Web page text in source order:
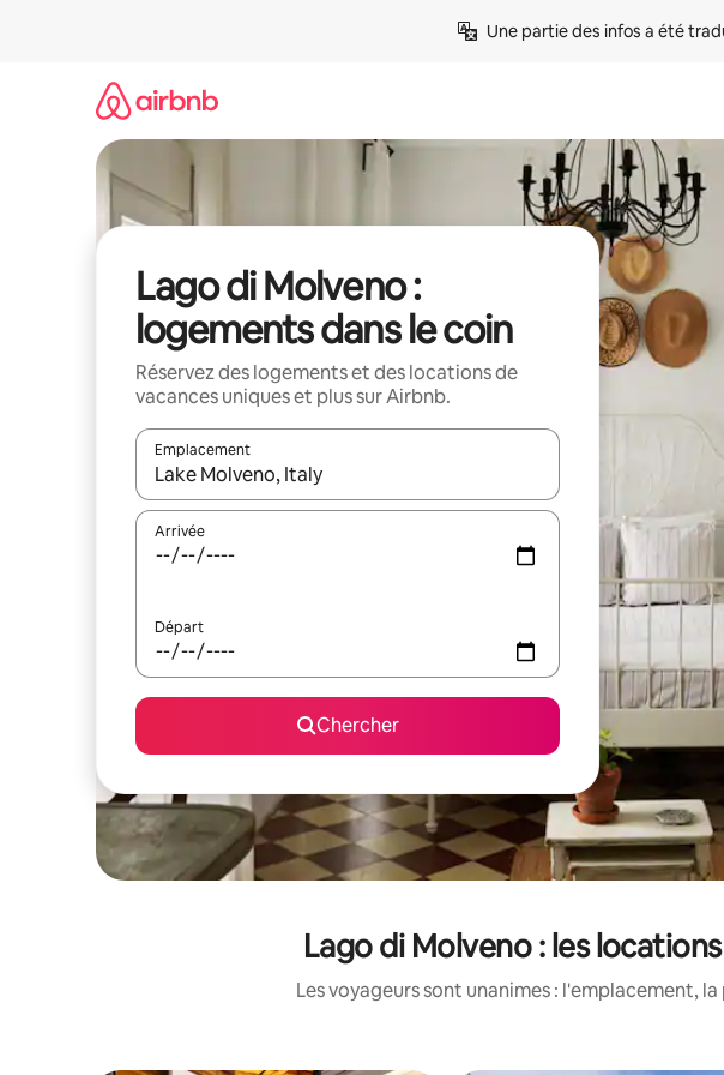
Une partie des infos a été
Lago di Molveno :
logements dans le coin
Réservez des logements et des locations de
vacances uniques et plus sur Airbnb.
Emplacement
Quand les résultats sont affichés, parcourez-les en utilisant les flèches
Arrivée
Départ
Chercher
Lago di Molveno : les
Les voyageurs sont unanimes : l'emplacement,